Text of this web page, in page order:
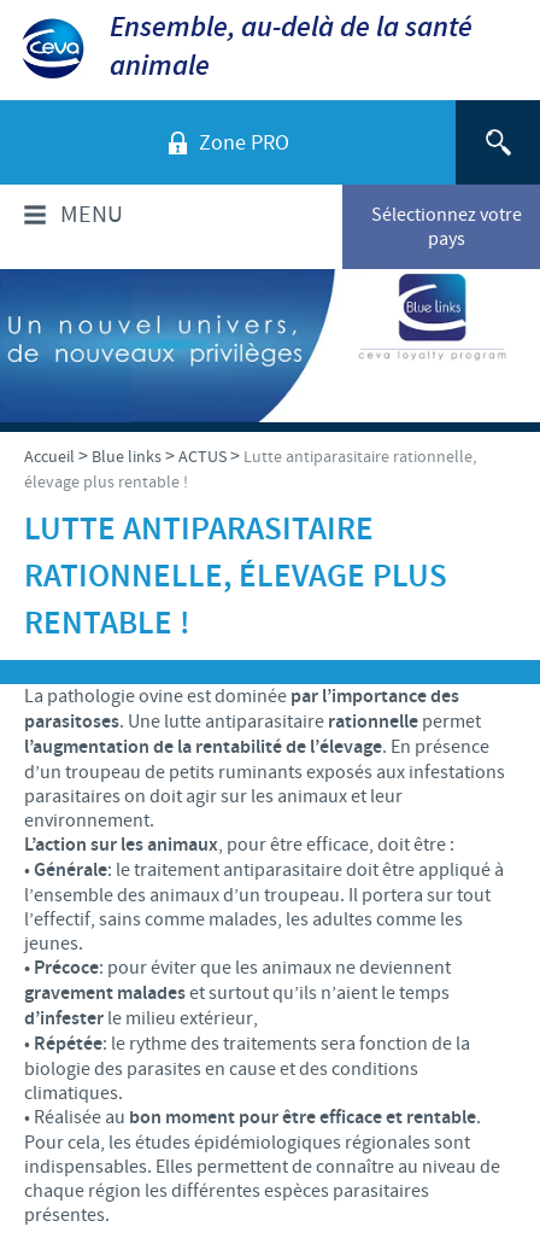
Ensemble, au-delà de la santé
animale
Zone PRO
Sélectionnez votre
pays
MENU
QUI SOMMES-NOUS?
Aperçu de la société
Ceva Santé Animale Tunisie
Recherche et développement
Nos valeurs
Notre mission
Notre histoire
LE PROGRAMME ETHIQUE ET CONFORMITÉ DU
GROUPE CEVA
SYSTÈME D'ALERTE
PRODUITS
Volailles
Ovins - Caprins
Bovins
Animaux de Compagnie
ACTUALITÉS ET MÉDIA
Ceva News
ACTUS
Nos vidéos
RESPONSABILITÉS
Importance de la responsabilité
Contributions
Programmes de soutien internationaux
Partenariats scientifiques
Partenariats professionnels
Programmes terrain
OFFRES D'EMPLOI
Offre d’emploi
Nos principaux métiers
Processus de recrutement
Votre développement personnel
Espace étudiant
BLUE LINKS
Privilèges Blue links
S'inscrire
CONTACT
Accueil > Blue links>ACTUS> Lutte antiparasitaire rationnelle,
élevage plus rentable !
LUTTE ANTIPARASITAIRE
RATIONNELLE, ÉLEVAGE PLUS
RENTABLE !
La pathologie ovine est dominée par l’importance des
parasitoses. Une lutte antiparasitaire rationnelle permet
l’augmentation de la rentabilité de l’élevage. En présence
d’un troupeau de petits ruminants exposés aux infestations
parasitaires on doit agir sur les animaux et leur
environnement.
L’action sur les animaux, pour être efficace, doit être :
•Générale: le traitement antiparasitaire doit être appliqué à
l’ensemble des animaux d’un troupeau. Il portera sur tout
l’effectif, sains comme malades, les adultes comme les
jeunes.
• Précoce: pour éviter que les animaux ne deviennent
gravement maladeset surtout qu’ils n’aient le temps
d’infester le milieu extérieur,
• Répétée: le rythme des traitements sera fonction de la
biologie des parasites en cause et des conditions
climatiques.
• Réalisée au bon moment pour être efficace et rentable.
Pour cela, les études épidémiologiques régionales sont
indispensables. Elles permettent de connaître au niveau de
chaque région les différentes espèces parasitaires
présentes.